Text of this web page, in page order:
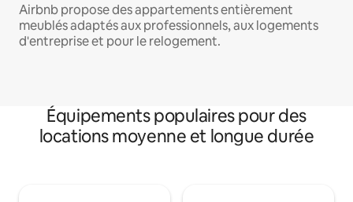
Airbnb propose des appartements entièrement
meublés adaptés aux professionnels, aux logements
d'entreprise et pour le relogement.
Équipements populaires pour des
locations moyenne et longue durée